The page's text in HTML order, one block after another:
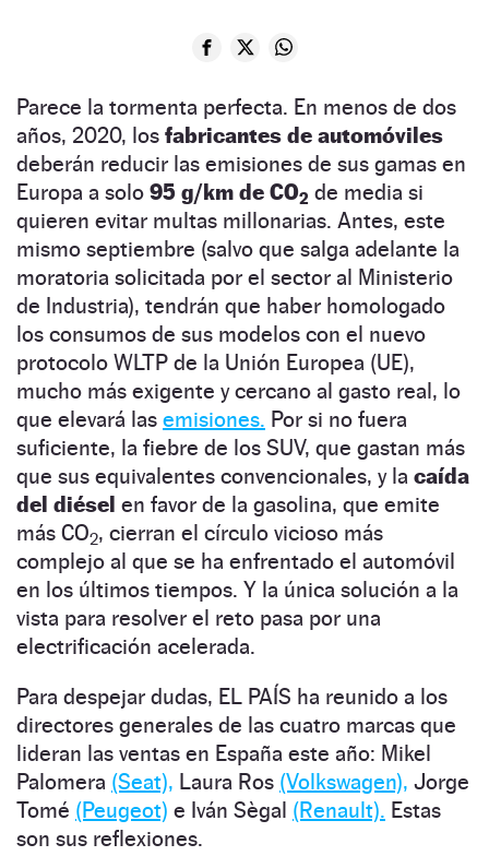
Parece la tormenta perfecta. En menos de dos
años, 2020, los fabricantes de automóviles
deberán reducir las emisiones de sus gamas en
Europa a solo 95 g/km de CO2 de media si
quieren evitar multas millonarias. Antes, este
mismo septiembre (salvo que salga adelante la
moratoria solicitada por el sector al Ministerio
de Industria), tendrán que haber homologado
los consumos de sus modelos con el nuevo
protocolo WLTP de la Unión Europea (UE),
mucho más exigente y cercano al gasto real, lo
que elevará las emisiones. Por si no fuera
suficiente, la fiebre de los SUV, que gastan más
que sus equivalentes convencionales, y la caída
del diésel en favor de la gasolina, que emite
más CO2, cierran el círculo vicioso más
complejo al que se ha enfrentado el automóvil
en los últimos tiempos. Y la única solución a la
vista para resolver el reto pasa por una
electrificación acelerada.
Para despejar dudas, EL PAÍS ha reunido a los
directores generales de las cuatro marcas que
lideran las ventas en España este año: Mikel
Palomera (Seat), Laura Ros (Volkswagen), Jorge
Tomé (Peugeot) e Iván Sègal (Renault). Estas
son sus reflexiones.